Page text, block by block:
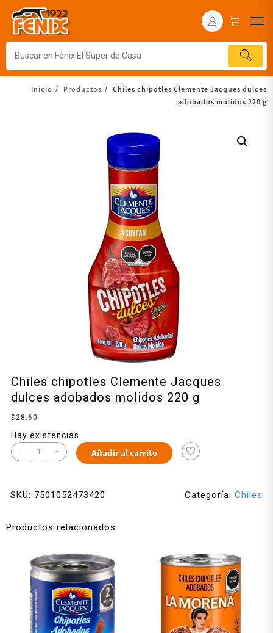
Inicio Productos
Chiles chipotles Clemente Jacques dulces
adobados molidos 220 g
Chiles chipotles Clemente Jacques
dulces adobados molidos 220 g
$28.60
Hay existencias
- + Añadir al carrito
SKU: 7501052473420 Categoría: Chiles
Productos relacionados